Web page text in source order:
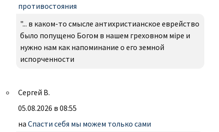
противостояния
"... в каком-то смысле антихристианское еврейство
было попущено Богом в нашем греховном міре и
нужно нам как напоминание о его земной
испорченности
Сергей В.
05.08.2026 в 08:55
на Спасти себя мы можем только сами